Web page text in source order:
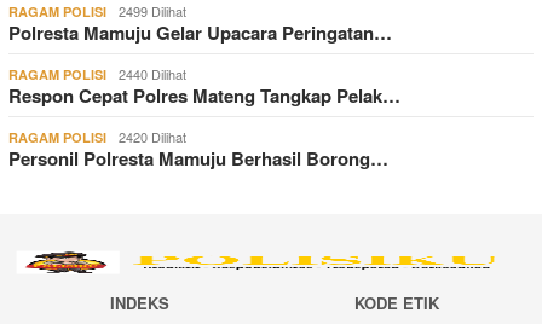
RAGAM POLISI 2499 Dilihat
Polresta Mamuju Gelar Upacara Peringatan…
RAGAM POLISI 2440 Dilihat
Respon Cepat Polres Mateng Tangkap Pelak…
RAGAM POLISI 2420 Dilihat
Personil Polresta Mamuju Berhasil Borong…
INDEKS
KODE ETIK